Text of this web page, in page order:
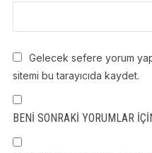
Gelecek sefere yorum
sitemi bu tarayıcıda kaydet.
BENI SONRAKI YORUMLAR